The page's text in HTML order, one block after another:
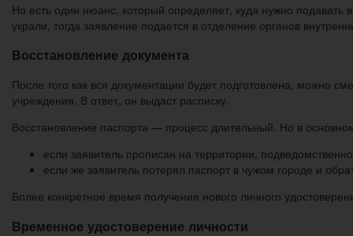
Но есть один нюанс, который определяет, куда нужно
украли, тогда заявление подается в отделение органов
Восстановление документа
После того как вся документации будет подготовлена, можно
учреждения. В ответ, он выдаст расписку.
Восстановление паспорта — процесс длительный. Но в
если заявитель прописан на территории,
если же заявитель потерял паспорт в чужом городе и
Более конкретное время получения нового личного
Временное удостоверение личности